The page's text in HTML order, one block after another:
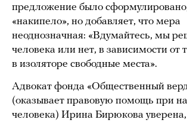
предложение было
«накипело», но добавляет, что мера
неоднозначная: «Вдумайтесь, мы
человека или нет, в зависимости от
в изоляторе свободные места».
Адвокат фонда «Общественный
(оказывает правовую помощь при
человека) Ирина Бирюкова уверена,